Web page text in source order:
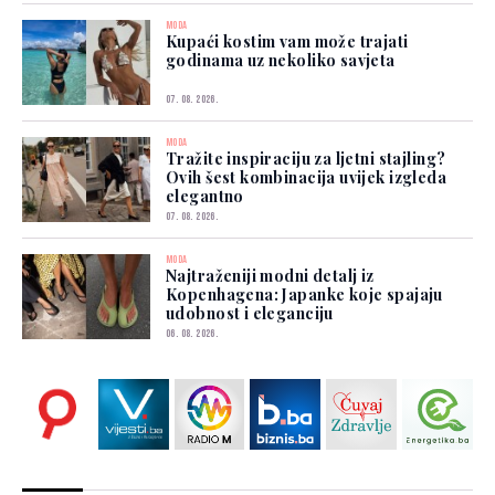
MODA
Kupaći kostim vam može trajati
godinama uz nekoliko savjeta
07. 08. 2026.
MODA
Tražite inspiraciju za ljetni stajling?
Ovih šest kombinacija uvijek izgleda
elegantno
07. 08. 2026.
MODA
Najtraženiji modni detalj iz
Kopenhagena: Japanke koje spajaju
udobnost i eleganciju
06. 08. 2026.